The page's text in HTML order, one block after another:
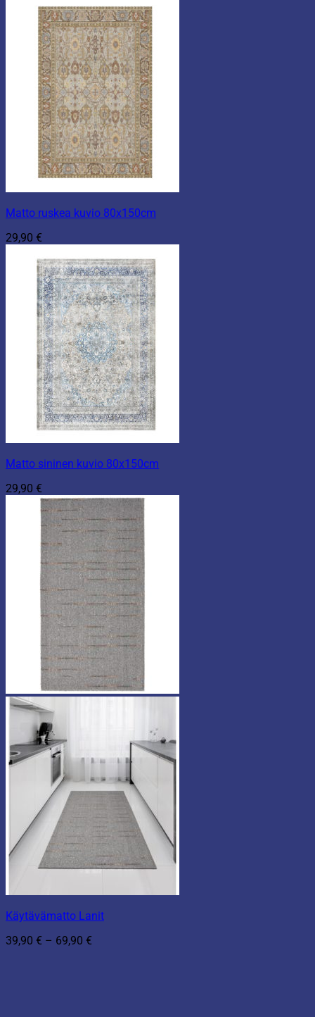
-
69,90 €
Matto ruskea kuvio 80x150cm
29,90 €
Matto sininen kuvio 80x150cm
29,90 €
Käytävämatto Lanit
39,90 € – 69,90 €